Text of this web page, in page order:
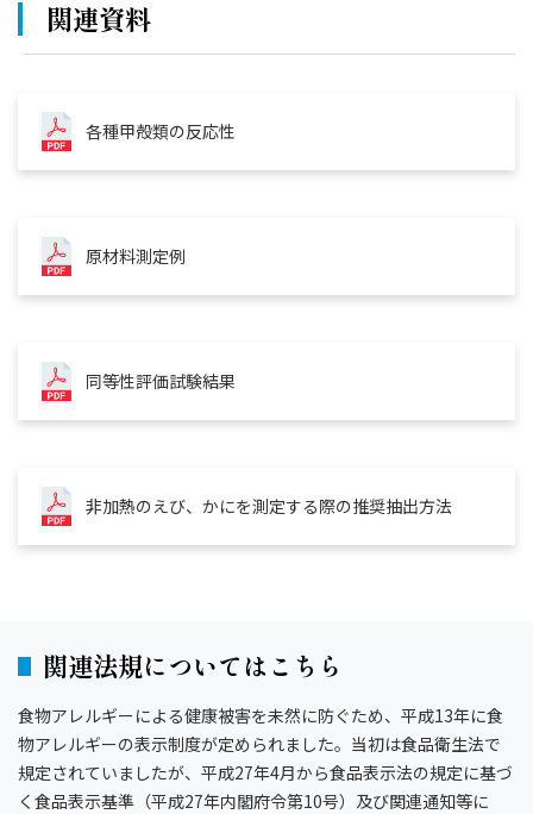
関連資料
各種甲殻類の反応性
原材料測定例
同等性評価試験結果
非加熱のえび、かにを測定する際の推奨抽出方法
関連法規についてはこちら
食物アレルギーによる健康被害を未然に防ぐため、平成13年に食
物アレルギーの表示制度が定められました。当初は食品衛生法で
規定されていましたが、平成27年4月から食品表示法の規定に基づ
く食品表示基準（平成27年内閣府令第10号）及び関連通知等に